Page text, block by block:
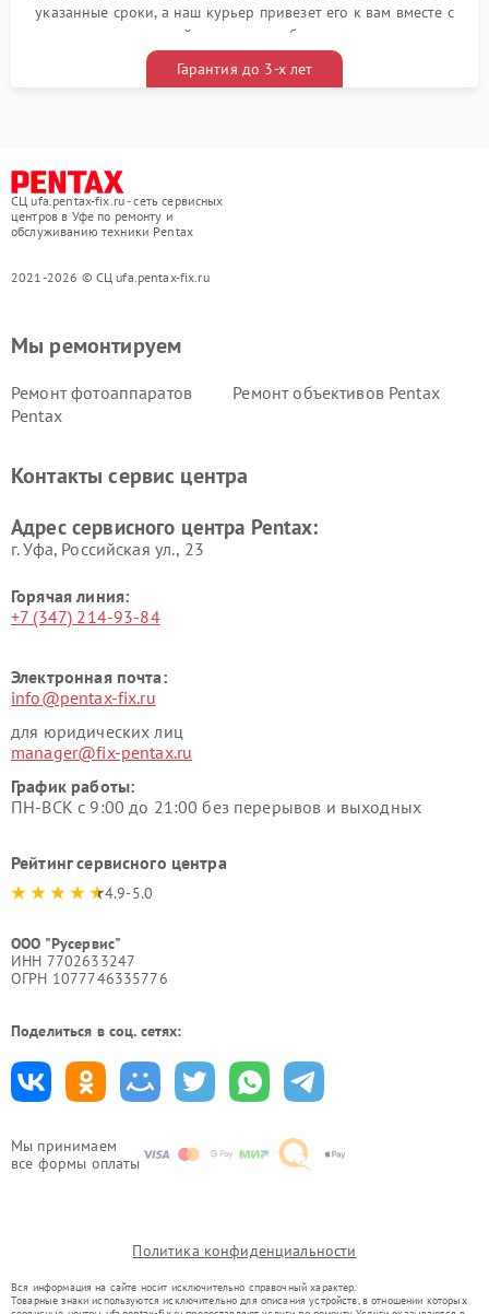
указанные сроки, а наш курьер привезет его к вам вместе с
гарантийным талоном бесплатно
Гарантия до 3-х лет
СЦ ufa.pentax-fix.ru - сеть сервисных
центров в Уфе по ремонту и
обслуживанию техники Pentax
2021-2026 © СЦ ufa.pentax-fix.ru
Мы принимаем
все формы оплаты
Мы ремонтируем
Ремонт фотоаппаратов
Pentax
Ремонт объективов Pentax
Контакты сервис центра
Адрес сервисного центра Pentax:
г. Уфа, Российская ул., 23
Горячая линия:
+7 (347) 214-93-84
Электронная почта:
info@pentax-fix.ru
для юридических лиц
manager@fix-pentax.ru
График работы:
ПН-ВСК с 9:00 до 21:00 без перерывов и выходных
Рейтинг сервисного центра
4.9-5.0
ООО "Русервис"
ИНН 7702633247
ОГРН 1077746335776
Поделиться в соц. сетях:
Политика конфиденциальности
Вся информация на сайте носит исключительно справочный характер.
Товарные знаки используются исключительно для описания устройств, в отношении которых